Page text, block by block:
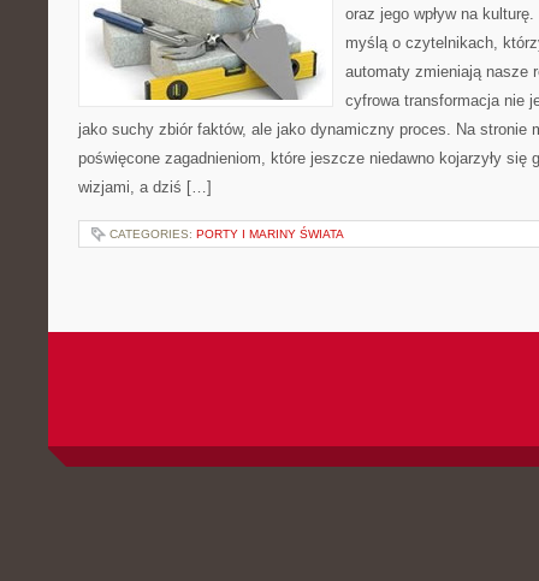
oraz jego wpływ na
myślą o czytelnikach,
automaty zmieniają nasze
cyfrowa transformacja nie
jako suchy zbiór faktów, ale jako dynamiczny proces. Na stronie
poświęcone zagadnieniom, które jeszcze niedawno kojarzyły się
wizjami, a dziś […]
CATEGORIES: PORTY I MARINY ŚWIATA